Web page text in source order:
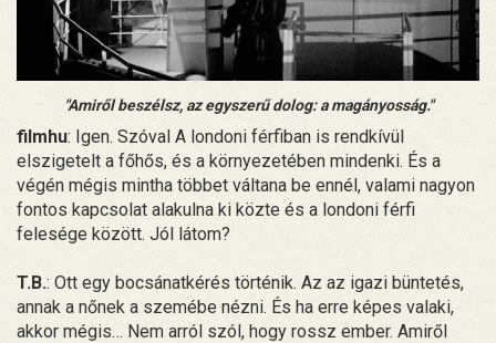
"Amiről beszélsz, az egyszerű dolog: a magányosság."
filmhu: Igen. Szóval A londoni férfiban is rendkívül
elszigetelt a főhős, és a környezetében mindenki. És a
végén mégis mintha többet váltana be ennél, valami nagyon
fontos kapcsolat alakulna ki közte és a londoni férfi
felesége között. Jól látom?
T.B.: Ott egy bocsánatkérés történik. Az az igazi büntetés,
annak a nőnek a szemébe nézni. És ha erre képes valaki,
akkor mégis… Nem arról szól, hogy rossz ember. Amiről